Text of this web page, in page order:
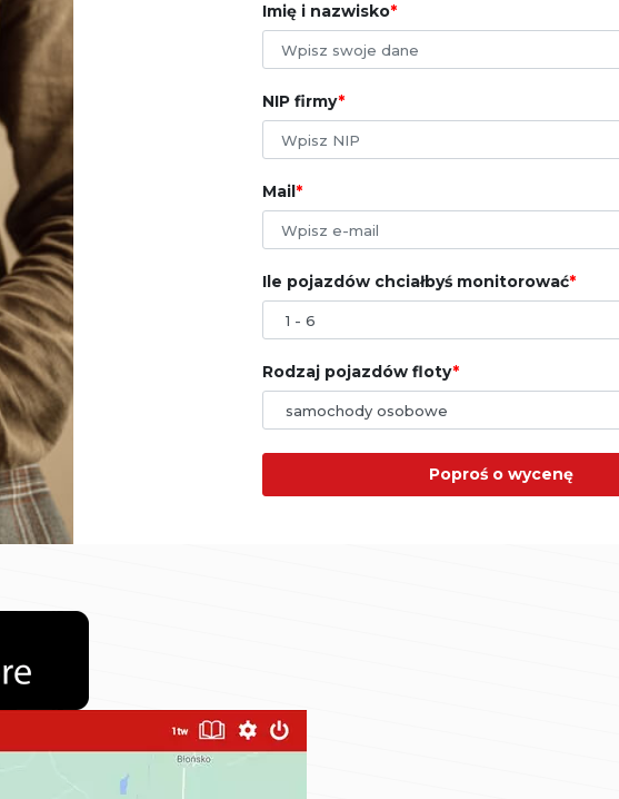
Imię i nazwisko
NIP firmy
Mail
Ile pojazdów chciałbyś monitorować
Rodzaj pojazdów floty
Poproś o wycenę